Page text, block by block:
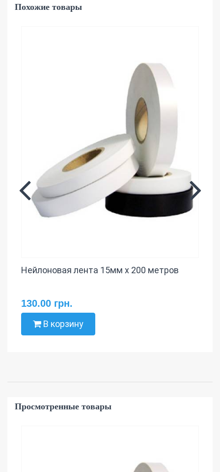
Похожие товары
Нейлоновая лента 15мм х 200 метров
130.00 грн.
В корзину
Просмотренные товары